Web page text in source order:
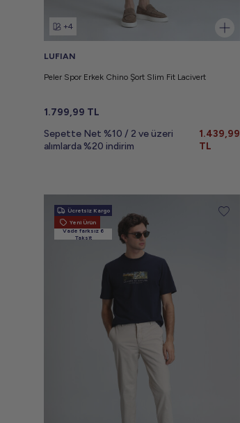
+4
LUFIAN
Peler Spor Erkek Chino Şort Slim Fit Lacivert
1.799,99 TL
Sepette Net %10 / 2 ve üzeri
alımlarda %20 indirim
1.439,99
TL
Ücretsiz Kargo
Yeni Ürün
Vade farksız 6
Taksit